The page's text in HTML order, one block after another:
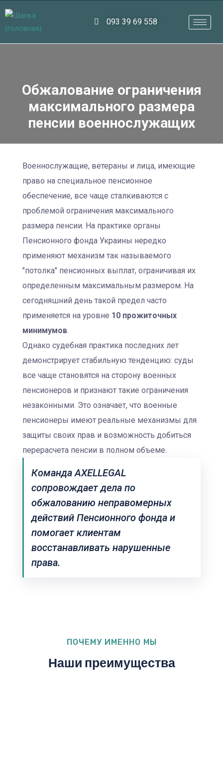
093 39 69 558
Обжалование ограничения
максимального размера
пенсии военнослужащих
Военнослужащие, ветераны и лица, имеющие
право на специальное пенсионное
обеспечение, все чаще сталкиваются с
проблемой ограничения максимального
размера пенсии. На практике органы
Пенсионного фонда Украины нередко
применяют механизм так называемого
"потолка" пенсионных выплат, ограничивая их
определенным максимальным размером. На
сегодняшний день такой предел часто
применяется на уровне 10 прожиточных
минимумов.
Однако судебная практика последних лет
демонстрирует стабильную тенденцию: суды
все чаще становятся на сторону военных
пенсионеров и признают такие ограничения
незаконными. Это означает, что военные
пенсионеры имеют реальные механизмы для
защиты своих прав и возможность добиться
перерасчета пенсии в полном объеме.
Команда AXELLEGAL
сопровождает дела по
обжалованию неправомерных
действий Пенсионного фонда и
помогает клиентам
восстанавливать нарушенные
права.
ПОЧЕМУ ИМЕННО МЫ
Наши преимущества